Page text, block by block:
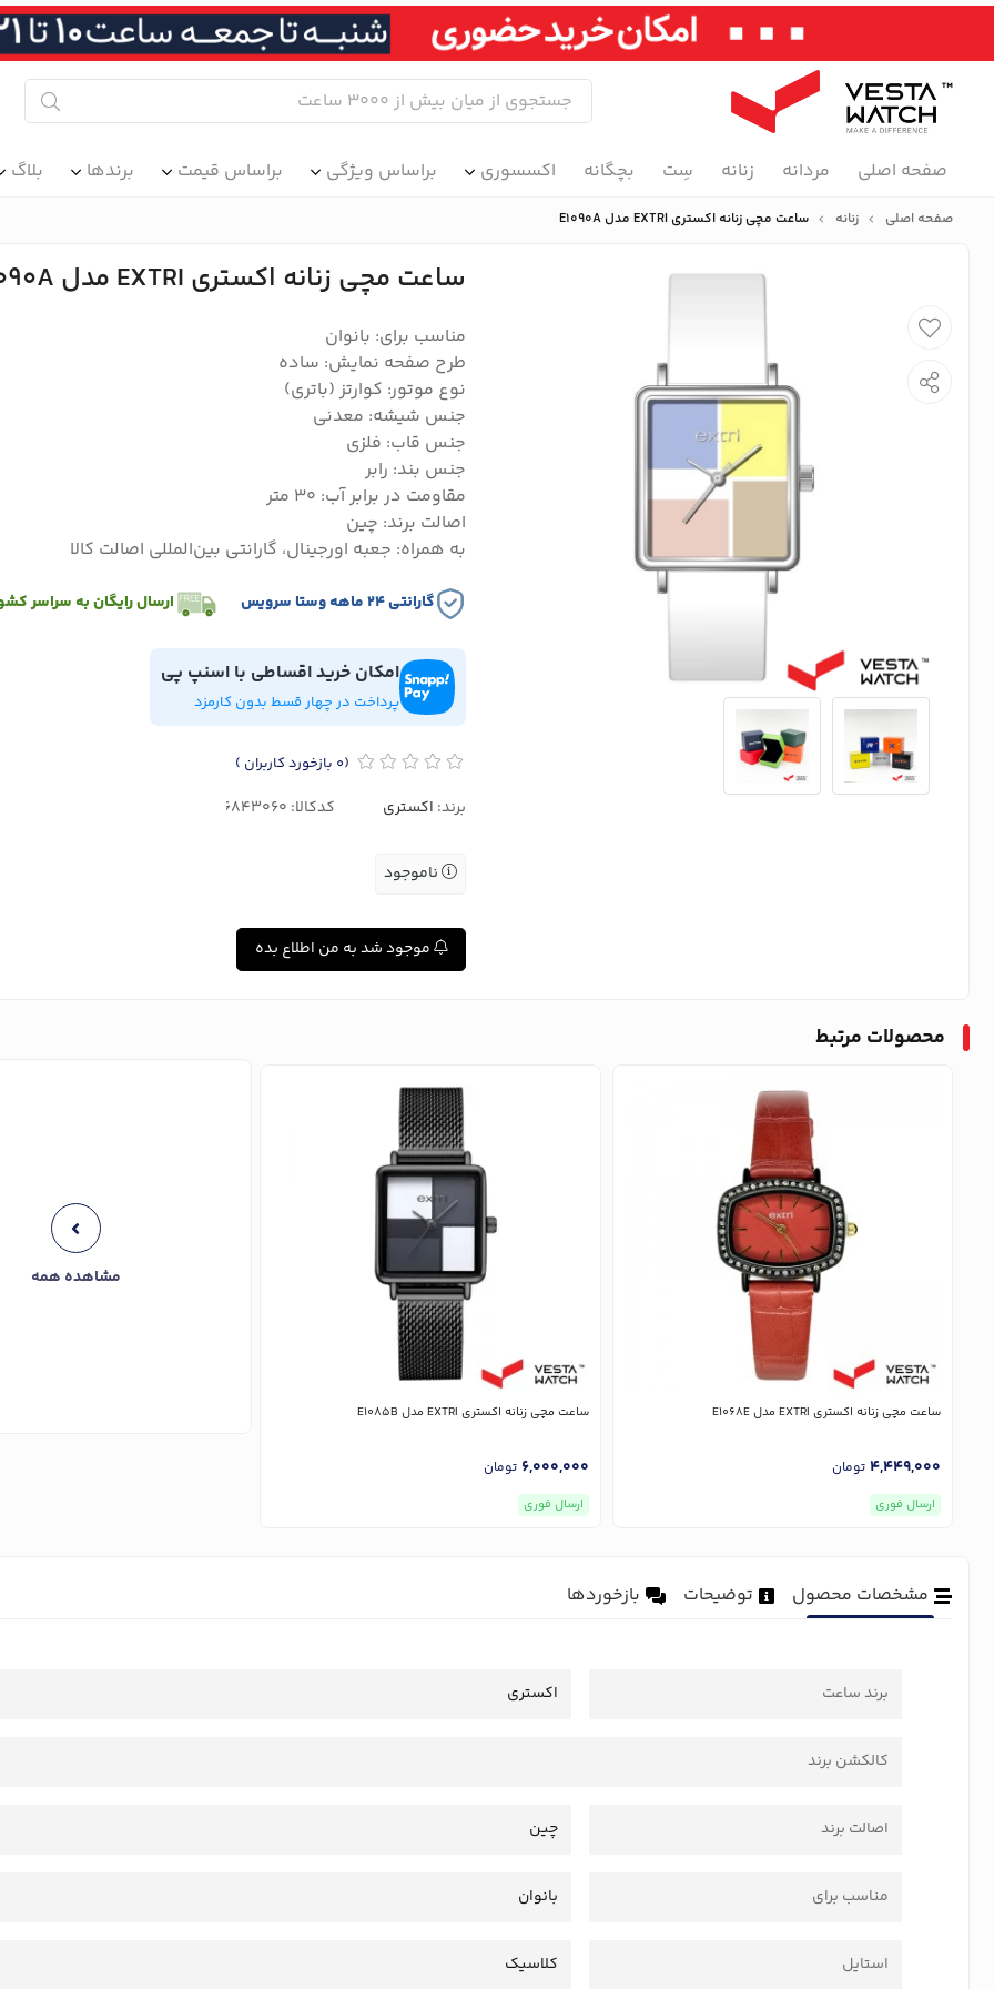
صفحه اصلی مردانه زنانه سِت بچگانه اکسسوری براساس ویژگی براساس قیمت برندها بلاگ
صفحه اصلی زنانه ساعت مچی زنانه اکستری EXTRI مدل E1090A
ساعت مچی زنانه اکستری EXTRI مدل E1090A
مناسب برای: بانوان
طرح صفحه نمایش: ساده
نوع موتور: کوارتز (باتری)
جنس شیشه: معدنی
جنس قاب: فلزی
جنس بند: رابر
مقاومت در برابر آب: 30 متر
اصالت برند: چین
به همراه: جعبه اورجینال، گارانتی بین‌المللی اصالت کالا
گارانتی ۲۴ ماهه وستا سرویس ارسال رایگان به سراسر
امکان خرید اقساطی با اسنپ پی
پرداخت در چهار قسط بدون کارمزد
(0 بازخورد کاربران )
برند: اکستری کدکالا:
ناموجود
موجود شد به من اطلاع بده
محصولات مرتبط
ساعت مچی زنانه اکستری EXTRI مدل E1068E
4,449,000 تومان
ارسال فوری
ساعت مچی زنانه اکستری EXTRI مدل E1085B
6,000,000 تومان
ارسال فوری
مشاهده همه
مشخصات محصول توضیحات بازخوردها
برند ساعت اکستری
کالکشن برند
اصالت برند چین
مناسب برای بانوان
استایل کلاسیک